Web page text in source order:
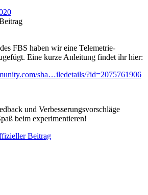
FBS haben wir eine Telemetrie-
Eine kurze Anleitung findet ihr hier:
sha…iledetails/?id=2075761906
und Verbesserungsvorschläge
beim experimentieren!
Beitrag